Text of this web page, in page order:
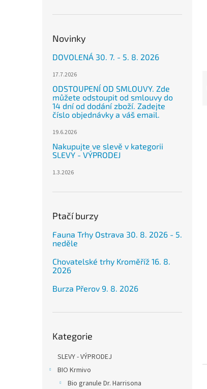
Novinky
DOVOLENÁ 30. 7. - 5. 8. 2026
17.7.2026
ODSTOUPENÍ OD SMLOUVY. Zde
můžete odstoupit od smlouvy do
14 dní od dodání zboží. Zadejte
číslo objednávky a váš email.
19.6.2026
Nakupujte ve slevě v kategorii
SLEVY - VÝPRODEJ
1.3.2026
Ptačí burzy
Fauna Trhy Ostrava 30. 8. 2026 - 5.
neděle
Chovatelské trhy Kroměříž 16. 8.
2026
Burza Přerov 9. 8. 2026
kategorie
Kategorie
SLEVY - VÝPRODEJ
BIO Krmivo
Bio granule Dr. Harrisona